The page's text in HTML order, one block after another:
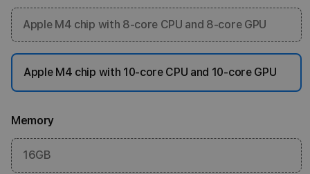
Apple M4 chip with 8‑core CPU and 8‑core GPU
Apple M4 chip with 10‑core CPU and 10‑core GPU
Memory
16GB